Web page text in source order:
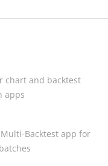
chart and backtest
apps
Backtest app for